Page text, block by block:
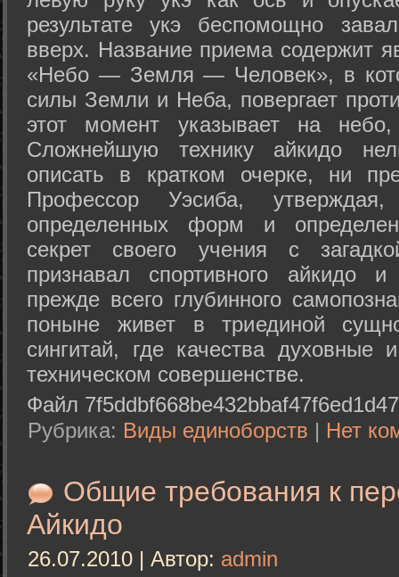
результате укэ беспомощно
вверх. Название приема содержит
«Небо — Земля — Человек», в
силы Земли и Неба, повергает
этот момент указывает на
Сложнейшую технику айкидо
описать в кратком очерке, ни
Профессор Уэсиба,
определенных форм и
секрет своего учения с
признавал спортивного айкидо
прежде всего глубинного
поныне живет в триединой
сингитай, где качества духовные
техническом совершенстве.
Файл
Рубрика: Виды единоборств | Нет
Общие требования к
Айкидо
26.07.2010 | Автор: admin